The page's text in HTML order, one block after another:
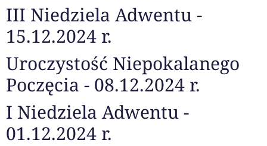
III Niedziela Adwentu -
15.12.2024 r.
Uroczystość Niepokalanego
Poczęcia - 08.12.2024 r.
I Niedziela Adwentu -
01.12.2024 r.